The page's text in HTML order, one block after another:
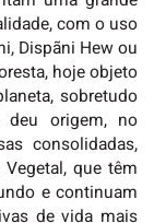
com o uso
Dispãni Hew ou
hoje objeto
sobretudo
deu origem, no
consolidadas,
que têm
e continuam
de vida mais